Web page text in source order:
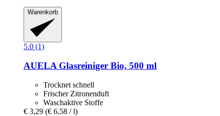
Warenkorb
5.0 (1)
AUELA Glasreiniger Bio, 500 ml
Trocknet schnell
Frischer Zitronenduft
Waschaktive Stoffe
€ 3,29 (€ 6,58 / l)